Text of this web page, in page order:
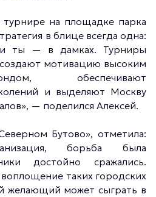
турнире на площадке парка
в блице всегда одна:
и ты — в дамках. Турниры
мотивацию высоким
обеспечивают
и выделяют Москву
— поделился Алексей.
Бутово», отметила:
борьба была
достойно сражались.
таких городских
желающий может сыграть в